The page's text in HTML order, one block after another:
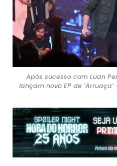
Após sucesso com Luan
lançam novo EP de